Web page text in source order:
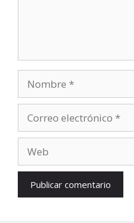
electrónico